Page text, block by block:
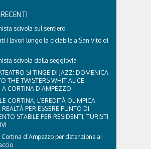
di Cortina, che ci ha illustrato i
per aiutare i cani ad
in sicurezza e benessere...
scivola sul sentiero
i lavori lungo la ciclabile a San Vito di
scivola dalla seggiovia
SI TINGE DI JAZZ: DOMENICA
THE TWISTERS WHIT ALICE
A CORTINA D’AMPEZZO
CORTINA, L’EREDITÀ OLIMPICA
PER ESSERE PUNTO DI
STABILE PER RESIDENTI, TURISTI
d’Ampezzo per detenzione ai